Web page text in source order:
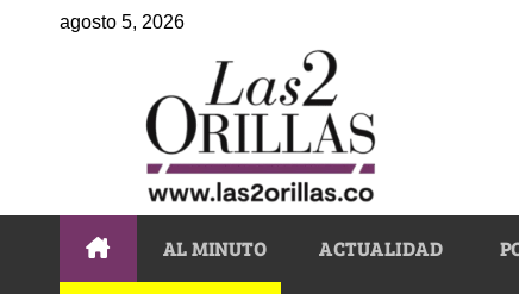
agosto 5, 2026
AL MINUTO ACTUALIDAD